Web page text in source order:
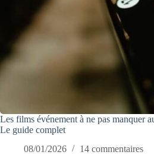
Les films événement à ne pas manquer
Le guide complet
08/01/2026
14 commentaires